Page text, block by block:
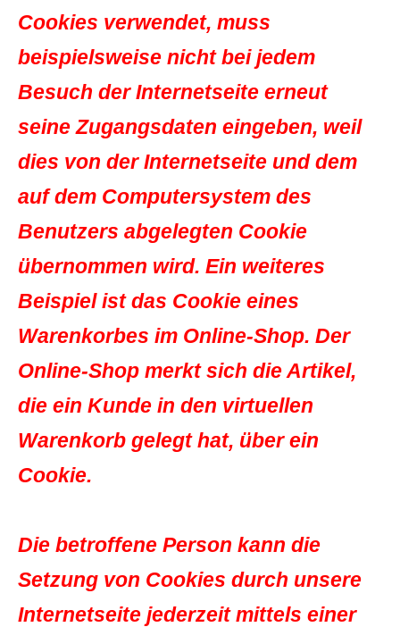
Cookies verwendet, muss
beispielsweise nicht bei jedem
Besuch der Internetseite erneut
seine Zugangsdaten eingeben, weil
dies von der Internetseite und dem
auf dem Computersystem des
Benutzers abgelegten Cookie
übernommen wird. Ein weiteres
Beispiel ist das Cookie eines
Warenkorbes im Online-Shop. Der
Online-Shop merkt sich die Artikel,
die ein Kunde in den virtuellen
Warenkorb gelegt hat, über ein
Cookie.
Die betroffene Person kann die
Setzung von Cookies durch unsere
Internetseite jederzeit mittels einer